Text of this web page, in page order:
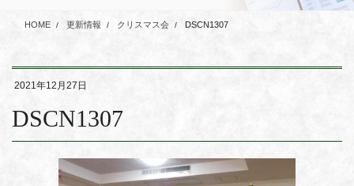
HOME 更新情報 クリスマス会 DSCN1307
2021年12月27日
DSCN1307